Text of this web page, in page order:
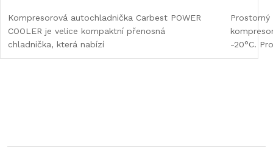
Kompresorová autochladnička Carbest POWER
COOLER je velice kompaktní přenosná
chladnička, která nabízí
Prostorný
-20°C.